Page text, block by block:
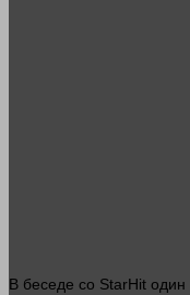
В беседе со StarHit один